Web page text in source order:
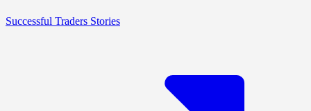
Successful Traders Stories